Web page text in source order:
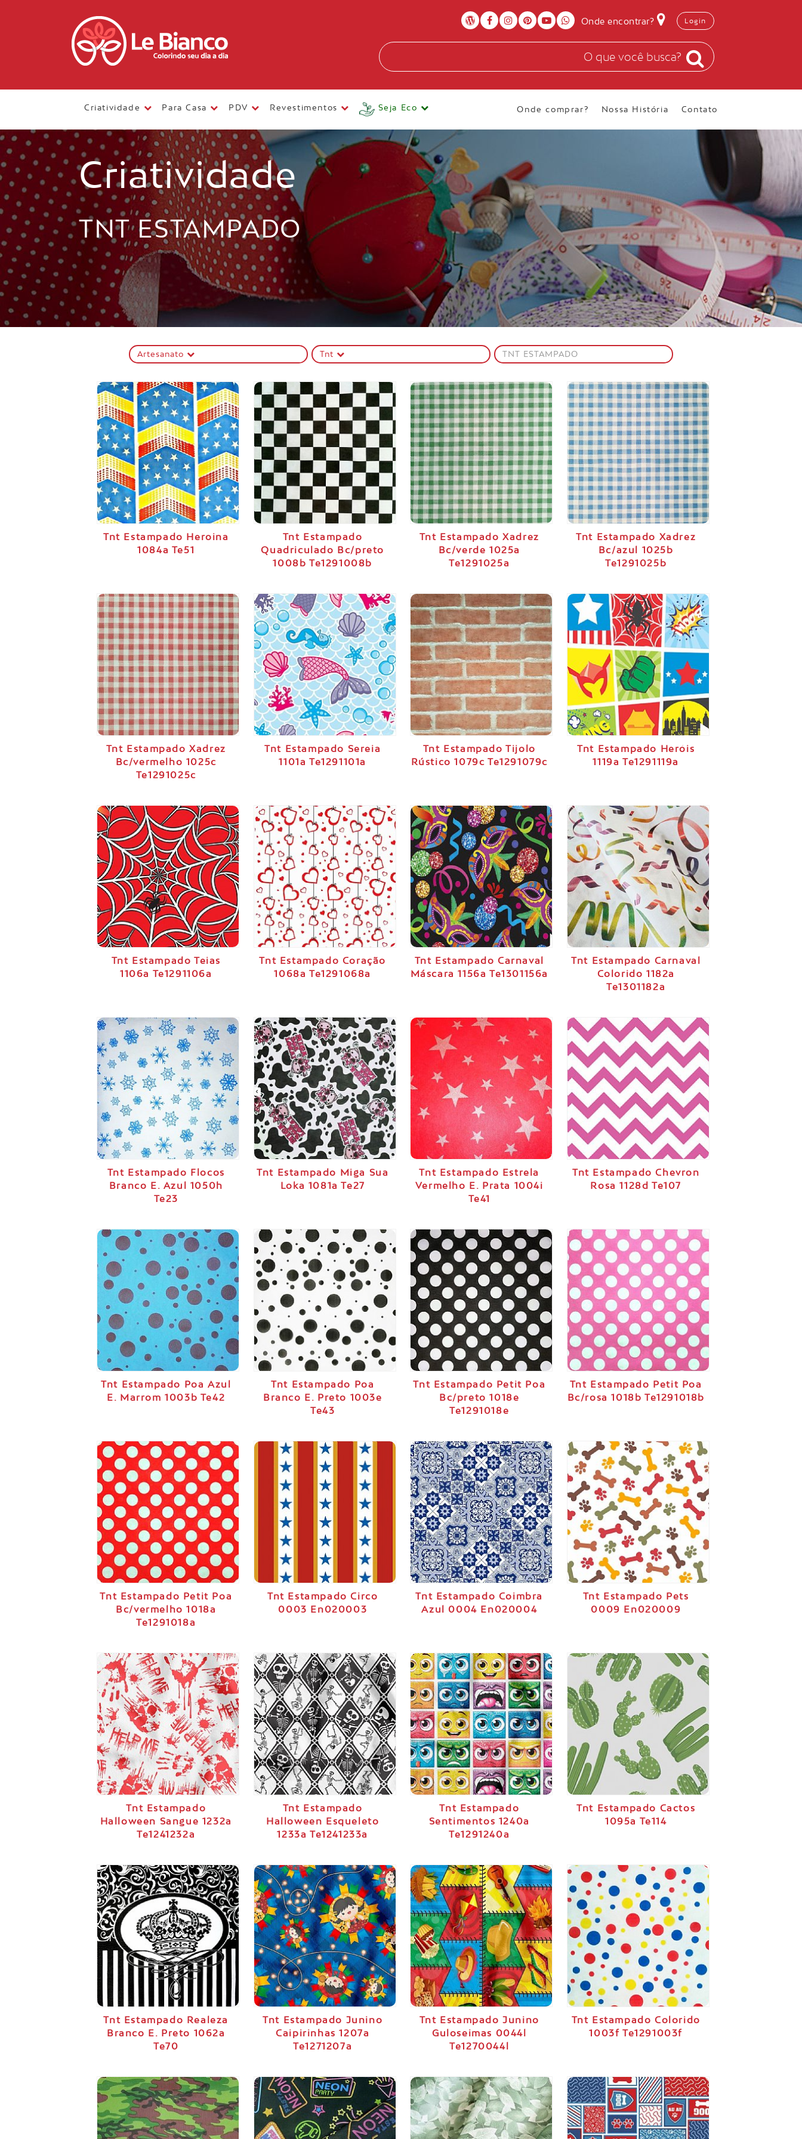
Onde encontrar? Login
Criatividade Para Casa PDV Revestimentos Seja Eco Onde comprar? Nossa História Contato
Criatividade
TNT ESTAMPADO
Artesanato Tnt TNT ESTAMPADO
Tnt Estampado Heroina
1084a Te51
Tnt Estampado
Quadriculado Bc/preto
1008b Te1291008b
Tnt Estampado Xadrez
Bc/verde 1025a
Te1291025a
Tnt Estampado Xadrez
Bc/azul 1025b
Te1291025b
Tnt Estampado Xadrez
Bc/vermelho 1025c
Te1291025c
Tnt Estampado Sereia
1101a Te1291101a
Tnt Estampado Tijolo
Rústico 1079c Te1291079c
Tnt Estampado Heróis
1119a Te1291119a
Tnt Estampado Teias
1106a Te1291106a
Tnt Estampado Coração
1068a Te1291068a
Tnt Estampado Carnaval
Máscara 1156a Te1301156a
Tnt Estampado Carnaval
Colorido 1182a
Te1301182a
Tnt Estampado Flocos
Branco E. Azul 1050h
Te23
Tnt Estampado Miga Sua
Loka 1081a Te27
Tnt Estampado Estrela
Vermelho E. Prata 1004i
Te41
Tnt Estampado Chevron
Rosa 1128d Te107
Tnt Estampado Poa Azul
E. Marrom 1003b Te42
Tnt Estampado Poa
Branco E. Preto 1003e
Te43
Tnt Estampado Petit Poa
Bc/preto 1018e
Te1291018e
Tnt Estampado Petit Poa
Bc/rosa 1018b Te1291018b
Tnt Estampado Petit Poa
Bc/vermelho 1018a
Te1291018a
Tnt Estampado Circo
0003 En020003
Tnt Estampado Coimbra
Azul 0004 En020004
Tnt Estampado Pets
0009 En020009
Tnt Estampado
Halloween Sangue 1232a
Te1241232a
Tnt Estampado
Halloween Esqueleto
1233a Te1241233a
Tnt Estampado
Sentimentos 1240a
Te1291240a
Tnt Estampado Cactos
1095a Te114
Tnt Estampado Realeza
Branco E. Preto 1062a
Te70
Tnt Estampado Junino
Caipirinhas 1207a
Te1271207a
Tnt Estampado Junino
Guloseimas 0044l
Te1270044l
Tnt Estampado Colorido
1003f Te1291003f